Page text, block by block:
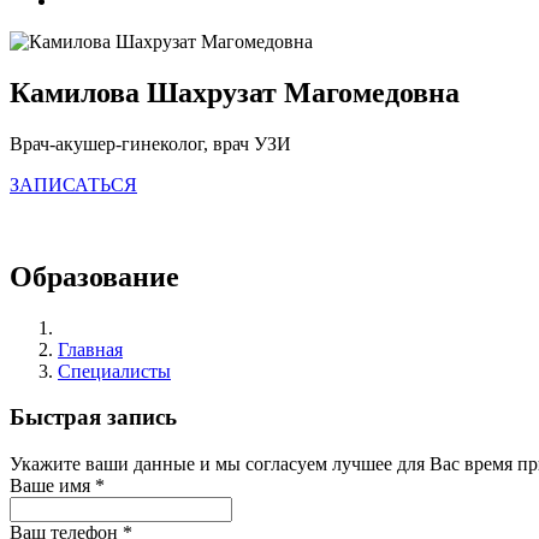
Камилова Шахрузат Магомедовна
Врач-акушер-гинеколог, врач УЗИ
ЗАПИСАТЬСЯ
Образование
Главная
Специалисты
Быстрая запись
Укажите ваши данные и мы согласуем лучшее для Вас время
Ваше имя *
Ваш телефон *